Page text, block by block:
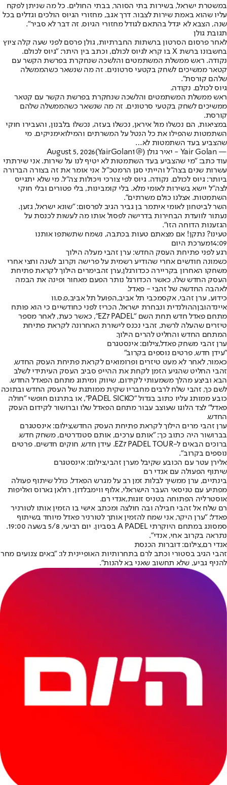
במשטרת ישראל, בשירות בתי הסוהר, בבתי החולים. כל מה שניתן לפקח
עליו שהוא באמת שירות לצבור. דרך אגב, מחזורי הגיוס הולכים וגדלים בכל
שנה, הצבא לא יגדל בהתאם לגודל מחזורי הגיוס, זה דבר לא סביר".
תגובת גולן
לאחר פרסום הסרטון ברשתות החברתיות, גולן פרסם לפני שעה קלה ציוץ
בחשבונו ברשת X בו קרא לגיוס לכולם, וכתב בין היתר: "גיוס לכולם.
נקודה. ראש ממשלת המשתמטים והלשכה שנחקרת בפרשת הקשר עם
קטאר ממשיכים לשחק בקטעי סרטונים. זה מה שנשאר כשהממשלה
שלהם קורסת".
גיוס לכולם. נקודה.
ראש ממשלת המשתמטים והלשכה שנחקרת בפרשת הקשר עם קטאר
ממשיכים לשחק בקטעי סרטונים. זה מה שנשאר כשהממשלה שלהם
קורסת.
במציאות, הם נכשלו מול איראן, נכשלו בעזה, נכשלו בלבנון, והעבירו חוקי
השתמטות שהפילו את כל הנטל על המשרתים והמילואימניקים. מי
שהצביע בעד השתמטות לא…
— Yair Golan - יאיר גולן (@YairGolan1)
August 5, 2026
עוד כתב: "מי שהצביע בעד השתמטות לא יטיף לנו על שירות. אני שירתתי
עשרות שנים בצה״ל והייתי סגן הרמטכ״ל. אני אומר את זה בצורה הברורה
ביותר: גיוס לכולם. נקודה. גיוס לפי צורכי ויכולות צה״ל. מי שלא יתגייס
לצה״ל יישא בשירות לאומי מלא. בלי קומבינות, בלי פטורים ובלי חוקי
השתמטות. אצלנו כולם משרתים".
השר לביטחון לאומי איתמר בן גביר הגיב לפרסום: "שונא ישראל, גזען.
נעתור לוועדת הבחירות בדרישה לפסול אותו מה לעשות לכנסת על
הגזענות הדוחה הזו".
טעינו? נתקן! אם מצאתם טעות בכתבה, נשמח שתשתפו אותנו
14:09מערכת היום
רגע לפני פתיחת העסק החדש: ערן זהבי מעלה הילוך
כשמונה חודשים אחרי שהודיע רשמית על פרישה וקרוב לשנה וחצי אחרי
משחקו האחרון בקריירה ככדורגלן,ערן זהבימרים הילוך לקראת פתיחת
העסק החדש שלו, כאשר הכדורגל נותר הפעם מאחור ופינה את הבמה
לאהבה החדשה של זהבי - פאדל.
כידוע, ערן זהבי, אקסמכבי תל אביב,הפועל תל אביב,פ.ס.וו
איינדהובןההולנדית ונבחרת ישראל, הכריז לפני כחודשיים כי הוא פותח
מתחם פאדל חדש תחת השם "EZ7 PADEL", כאשר כעת, לאחר מספר
טיזרים שהעלה לרשת, זהבי נכנס לישורת האחרונה לקראת פתיחת
המתחם החדש והחליט להרים הילוך.
ערן זהבי משחק פאדל,צילום: אינסטגרם
"עידן חדש, פרטים נוספים בקרוב"
כאמור, לאחר לא מעט טיזרים ופרומואים לקראת פתיחת העסק החדש,
זהבי החליט שהגיע הזמן לקחת את ההייפ סביב העסק העיתידי לשלב
הבא וביצע מהלך משמעותי לקידום, שיווק ומיתוג מתחם הפאדל החדש.
לשם כך, זהבי שלח לרבים מחבריו שקית ממותגת של העסק החדש ובתוכה
כובע ממותג עליו כתוב בגדול "PADEL SICKO", או בתרגום חופשי "חולה
פאדל" לצד הלוגו שעוצב עבור מתחם הפאדל שלו וברושור לקידום העסק
החדש.
ערן זהבי מרים הילוך לקראת פתיחת העסק החדש,צילום: אינסטגרם
בברושור היה כתוב כך: "אותם ערכים, אותם סטנדרטים, משחק חדש.
ברוכים הבאים ל-EZ7 PADEL TOUR. עידן חדש, חוקים חדשים. פרטים
נוספים בקרוב".
אלירן עטר עם הכובע שקיבל מערן זהבי,צילום: אינסטגרם
שיתוף הפעולה עם אנדי רם
בינתיים, ערן ממשיך לבלות זמן רב על מגרש הפאדל, כולל שיתוף פעולה
מפתיע עם טניסאי העבר הישראלי, אלוף ווימבלדון, רולאן גארוס ואליפות
אוסטרליה הפתוחה בטניס זוגות,אנדי רם.
רם שלח אל זהבי חבילה ובה חולצה ומכתב אישי בו הזמין אותו לטורניר
פאדל: "ערן היקר, אני שמח להזמין אותך לטורניר פאדל מיוחד בשיתוף
סמסונג במתחם היוקרתי A PADEL בסביון. יום רביעי, 5/8 בשעה 19:00.
נתראה בקרוב אחי, אנדי".
אנדי רם,צילום: דוברות הכנסת
זהבי הגיב בסטורי וכתב לרם בתחרותיות האופיינית לו: "באים צנועים מחר
להניף גביע, שלא תחשוב שאני בא להנות".